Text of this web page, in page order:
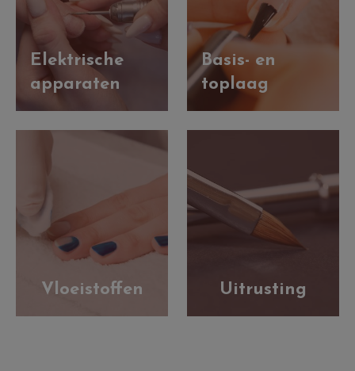
Elektrische
apparaten
Basis- en
toplaag
Vloeistoffen Uitrusting